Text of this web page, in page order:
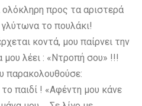
ολόκληρη προς τα αριστερά
το πουλάκι!
κοντά, μου παίρνει την
λέει : «Ντροπή σου» !!!
παρακολουθούσε:
παιδί ! «Αφέντη μου κάνε